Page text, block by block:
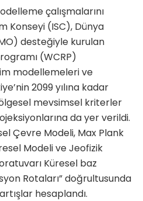
çalışmalarını
Konseyi (ISC), Dünya
desteğiyle kurulan
(WCRP)
modellemeleri ve
2099 yılına kadar
mevsimsel kriterler
da yer verildi.
Çevre Modeli, Max Plank
Modeli ve Jeofizik
Küresel baz
Rotaları” doğrultusunda
hesaplandı.